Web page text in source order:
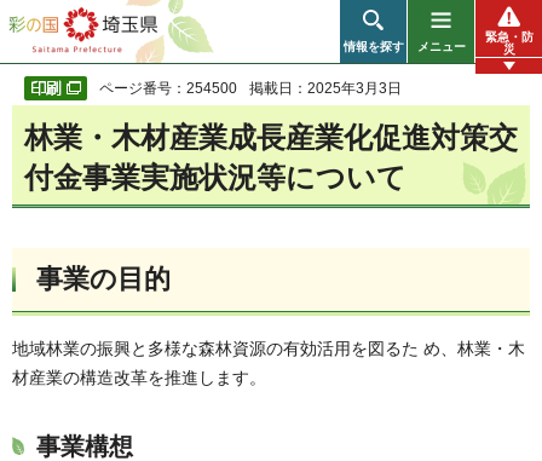
彩の国 埼玉県
情報を探す メニュー
緊急・防
災
ページ番号：254500 掲載日：2025年3月3日
林業・木材産業成長産業化促進対策交
付金事業実施状況等について
事業の目的
地域林業の振興と多様な森林資源の有効活用を図るた め、林業・木
材産業の構造改革を推進します。
事業構想